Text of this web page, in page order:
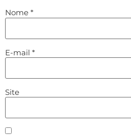
Nome *
E-mail *
Site